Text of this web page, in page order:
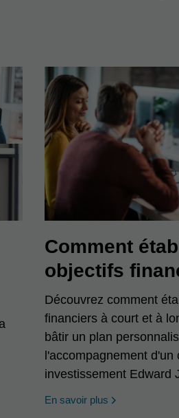
Comment
objectifs
Découvrez comment
financiers à court et à
bâtir un plan
l'accompagnement d'un
investissement Edward
En savoir plus